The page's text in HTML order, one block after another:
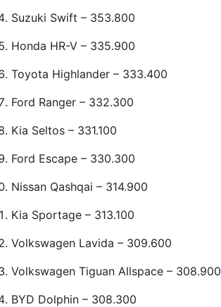
Suzuki Swift – 353.800
Honda HR-V – 335.900
Toyota Highlander – 333.400
Ford Ranger – 332.300
Kia Seltos – 331.100
Ford Escape – 330.300
Nissan Qashqai – 314.900
Kia Sportage – 313.100
Volkswagen Lavida – 309.600
Volkswagen Tiguan Allspace – 308.900
BYD Dolphin – 308.300